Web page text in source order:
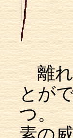
離れ
とが
つ。